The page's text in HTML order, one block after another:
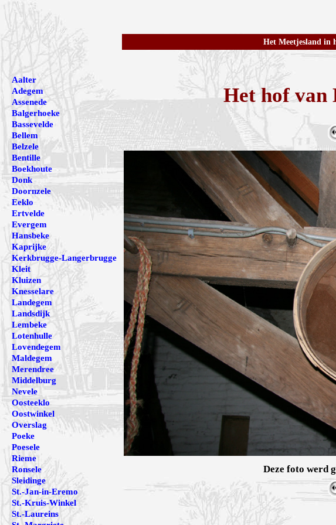
Het Meetjesland in
Het hof van
Deze foto werd
Aalter
Adegem
Assenede
Balgerhoeke
Bassevelde
Bellem
Belzele
Bentille
Boekhoute
Donk
Doornzele
Eeklo
Ertvelde
Evergem
Hansbeke
Kaprijke
Kerkbrugge-Langerbrugge
Kleit
Kluizen
Knesselare
Landegem
Landsdijk
Lembeke
Lotenhulle
Lovendegem
Maldegem
Merendree
Middelburg
Nevele
Oosteeklo
Oostwinkel
Overslag
Poeke
Poesele
Rieme
Ronsele
Sleidinge
St.-Jan-in-Eremo
St.-Kruis-Winkel
St.-Laureins